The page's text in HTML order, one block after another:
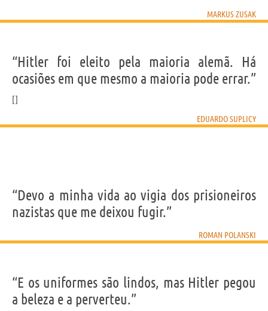
MARKUS ZUSAK
“Hitler foi eleito pela maioria alemã. Há
ocasiões em que mesmo a maioria pode errar.”
EDUARDO SUPLICY
“Devo a minha vida ao vigia dos prisioneiros
nazistas que me deixou fugir.”
ROMAN POLANSKI
“E os uniformes são lindos, mas Hitler pegou
a beleza e a perverteu.”